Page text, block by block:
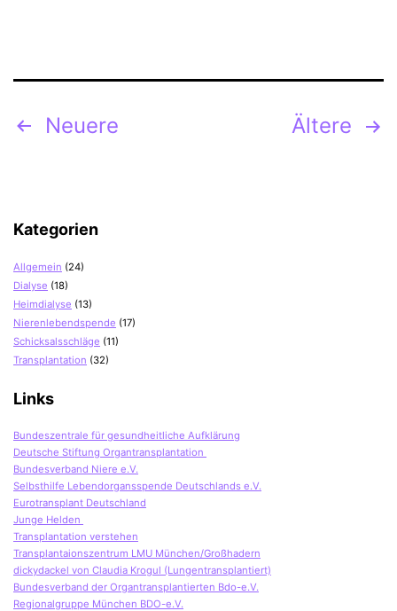
Seitennummerierung
Neuere Ältere
Kategorien
Allgemein (24)
Dialyse (18)
Heimdialyse (13)
Nierenlebendspende (17)
Schicksalsschläge (11)
Transplantation (32)
Links
Bundeszentrale für gesundheitliche Aufklärung
Deutsche Stiftung Organtransplantation
Bundesverband Niere e.V.
Selbsthilfe Lebendorgansspende Deutschlands e.V.
Eurotransplant Deutschland
Junge Helden
Transplantation verstehen
Transplantaionszentrum LMU München/Großhadern
dickydackel von Claudia Krogul (Lungentransplantiert)
Bundesverband der Organtransplantierten Bdo-e.V.
Regionalgruppe München BDO-e.V.